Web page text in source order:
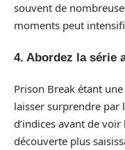
souvent de
moments peut
4. Abordez la série
Prison Break étant
laisser surprendre par
d’indices avant de
découverte plus